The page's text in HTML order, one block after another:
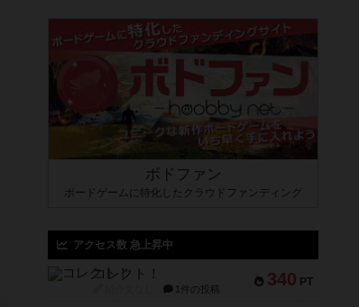
ボドファン
ボードゲームに特化したクラウドファンディング
アクセス数 急上昇中
340 PT
コレクト！
1件の投稿